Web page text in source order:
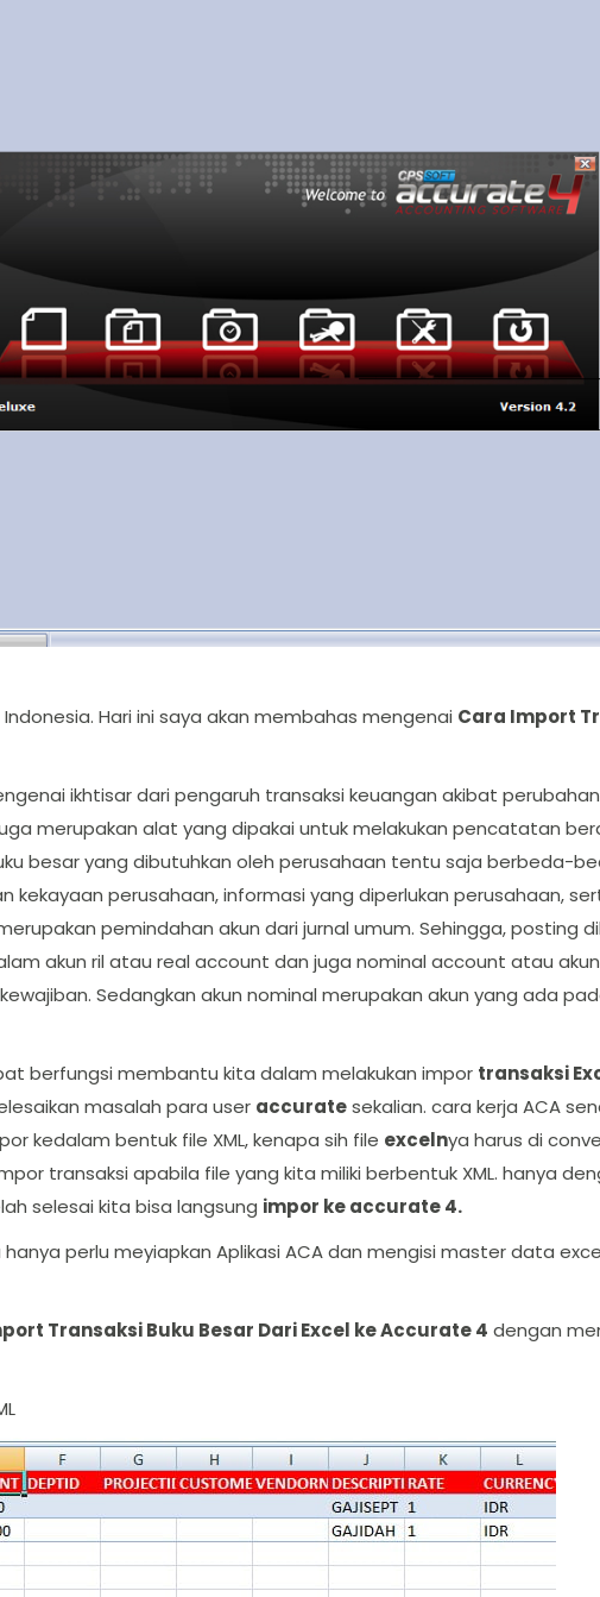
Hari ini saya akan membahas mengenai Cara Import
ikhtisar dari pengaruh transaksi keuangan akibat
merupakan alat yang dipakai untuk melakukan pencatatan
besar yang dibutuhkan oleh perusahaan tentu saja berbeda-
kekayaan perusahaan, informasi yang diperlukan perusahaan,
pemindahan akun dari jurnal umum. Sehingga, posting
akun ril atau real account dan juga nominal account atau
Sedangkan akun nominal merupakan akun yang ada
berfungsi membantu kita dalam melakukan impor transaksi
masalah para user accuratesekalian. cara kerja ACA
kedalam bentuk file XML, kenapa sih file excelnya harus di
transaksi apabila file yang kita miliki berbentuk XML. hanya
selesai kita bisa langsung impor ke accurate 4.
perlu meyiapkan Aplikasi ACA dan mengisi master data
Transaksi Buku Besar Dari Excel ke Accurate 4 dengan